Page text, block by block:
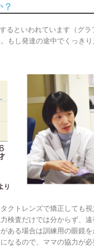
るといわれています（グラ
もし発達の途中でくっき
トレンズで矯正しても視
検査だけでは分からず、
ある場合は訓練用の眼鏡
なるので、ママの協力が必